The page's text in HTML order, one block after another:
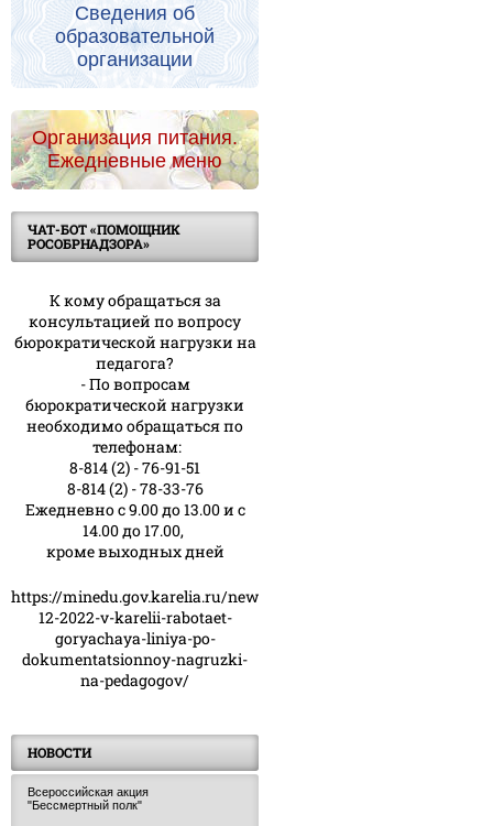
Сведения об
образовательной
организации
Организация питания.
Ежедневные меню
ЧАТ-БОТ «ПОМОЩНИК
РОСОБРНАДЗОРА»
К кому обращаться за
консультацией по вопросу
бюрократической нагрузки на
педагога?
- По вопросам
бюрократической нагрузки
необходимо обращаться по
телефонам:
8-814 (2) - 76-91-51
8-814 (2) - 78-33-76
Ежедневно с 9.00 до 13.00 и с
14.00 до 17.00,
кроме выходных дней
https://minedu.gov.karelia.ru/news/23-
12-2022-v-karelii-rabotaet-
goryachaya-liniya-po-
dokumentatsionnoy-nagruzki-
na-pedagogov/
НОВОСТИ
Всероссийская акция
"Бессмертный полк"